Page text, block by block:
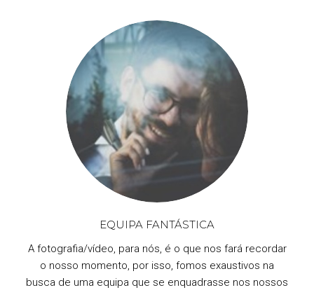
EQUIPA FANTÁSTICA
A fotografia/vídeo, para nós, é o que nos fará recordar
o nosso momento, por isso, fomos exaustivos na
busca de uma equipa que se enquadrasse nos nossos